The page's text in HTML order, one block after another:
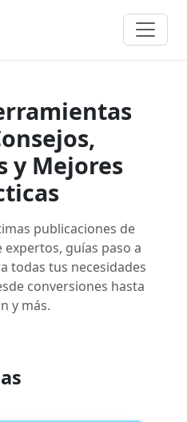
y Mejores
publicaciones de
guías paso a
todas tus necesidades
conversiones hasta
y más.